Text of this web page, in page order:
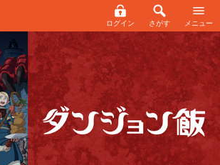
ログイン さがす メニュー